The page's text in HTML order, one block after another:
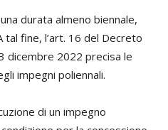
durata almeno biennale,
tal fine, l’art. 16 del Decreto
dicembre 2022 precisa le
impegni poliennali.
di un impegno